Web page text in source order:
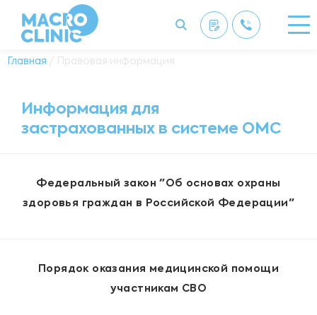
Главная / Правовая информация
Информация для
застрахованных в системе ОМС
Федеральный закон "Об основах охраны
здоровья граждан в Российской Федерации"
Порядок оказания медицинской помощи
участникам СВО